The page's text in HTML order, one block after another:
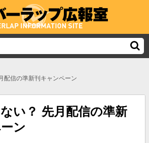
配信の準新刊キャンペーン
い？ 先月配信の準新
ン